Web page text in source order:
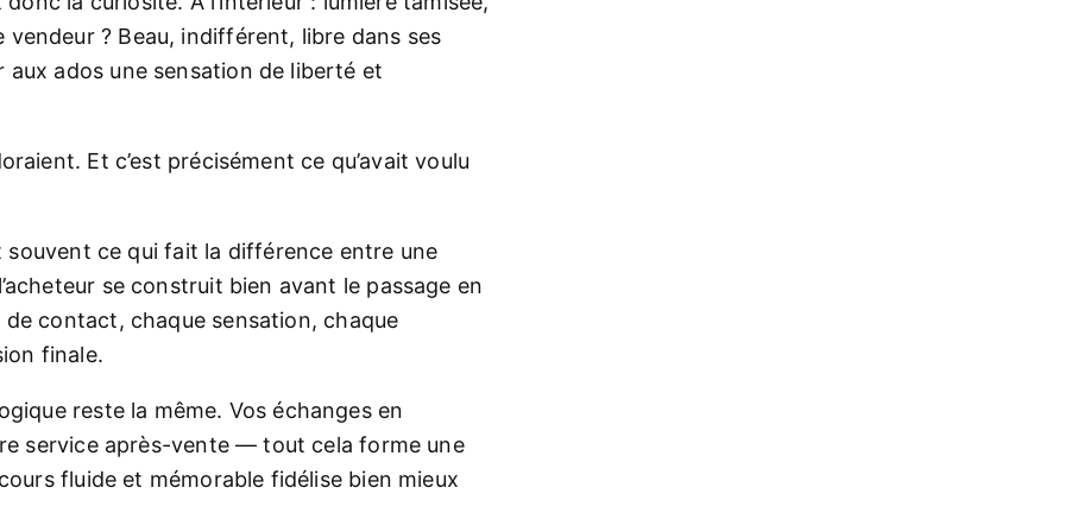
? Beau, indifférent, libre dans ses
ados une sensation de liberté et
Et c’est précisément ce qu’avait voulu
souvent ce qui fait la différence entre une
se construit bien avant le passage en
contact, chaque sensation, chaque
finale.
reste la même. Vos échanges en
service après-vente — tout cela forme une
fluide et mémorable fidélise bien mieux